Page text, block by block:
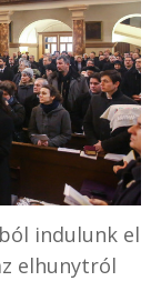
indulunk el
elhunytról